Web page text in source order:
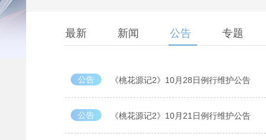
最新 新闻 公告 专题
公告 《桃花源记2》10月28日例行维护公告
公告 《桃花源记2》10月21日例行维护公告